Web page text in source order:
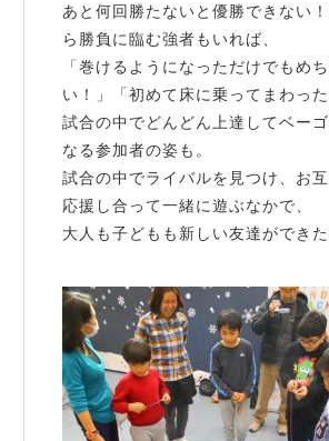
あと何回勝たないと優勝できない
ら勝負に臨む強者もいれば、
「巻けるようになっただけでもめ
い！」「初めて床に乗ってまわった
試合の中でどんどん上達してベー
なる参加者の姿も。
試合の中でライバルを見つけ、お
応援し合って一緒に遊ぶなかで、
大人も子どもも新しい友達ができた